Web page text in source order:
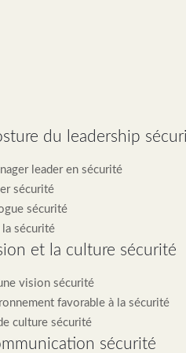
du leadership
leader en sécurité
sécurité
sécurité
la sécurité
et la culture sécurité
vision sécurité
favorable à la sécurité
culture sécurité
sécurité